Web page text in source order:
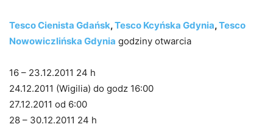
Tesco Cienista Gdańsk,Tesco Kcyńska Gdynia,Tesco
Nowowiczlińska Gdynia godziny otwarcia
16 – 23.12.2011 24 h
24.12.2011 (Wigilia) do godz 16:00
27.12.2011 od 6:00
28 – 30.12.2011 24 h